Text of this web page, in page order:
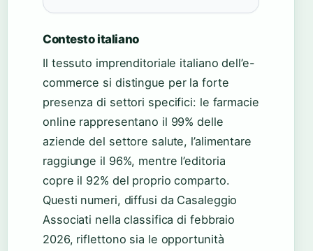
Contesto italiano
Il tessuto imprenditoriale italiano dell’e-
commerce si distingue per la forte
presenza di settori specifici: le farmacie
online rappresentano il 99% delle
aziende del settore salute, l’alimentare
raggiunge il 96%, mentre l’editoria
copre il 92% del proprio comparto.
Questi numeri, diffusi da Casaleggio
Associati nella classifica di febbraio
2026, riflettono sia le opportunità